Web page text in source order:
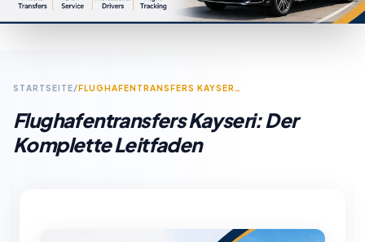
STARTSEITE/ FLUGHAFENTRANSFERS KAYSERI: DER KOMPLETTE LEITFADEN
Flughafentransfers Kayseri: Der
Komplette Leitfaden